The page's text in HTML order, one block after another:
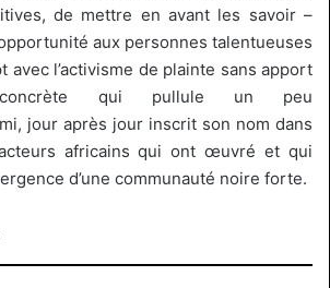
de mettre en avant les savoir –
aux personnes talentueuses
avec l’activisme de plainte sans apport
qui pullule un peu
jour après jour inscrit son nom dans
africains qui ont œuvré et qui
d’une communauté noire forte.